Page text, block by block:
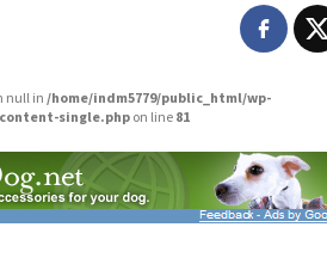
null in /home/indm5779/public_html/wp-
single.php on line 81